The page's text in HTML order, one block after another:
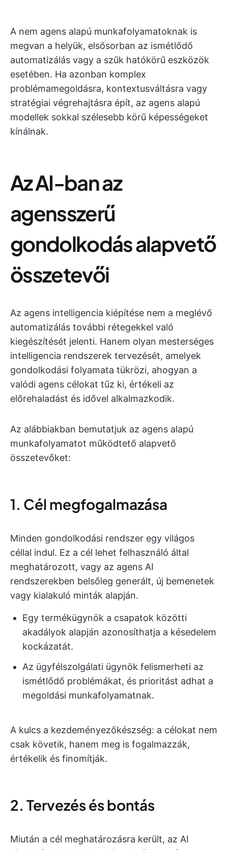
A nem agens alapú munkafolyamatoknak is
megvan a helyük, elsősorban az ismétlődő
automatizálás vagy a szűk hatókörű eszközök
esetében. Ha azonban komplex
problémamegoldásra, kontextusváltásra vagy
stratégiai végrehajtásra épít, az agens alapú
modellek sokkal szélesebb körű képességeket
kínálnak.
Az AI-ban az
agensszerű
gondolkodás alapvető
összetevői
Az agens intelligencia kiépítése nem a meglévő
automatizálás további rétegekkel való
kiegészítését jelenti. Hanem olyan mesterséges
intelligencia rendszerek tervezését, amelyek
gondolkodási folyamata tükrözi, ahogyan a
valódi agens célokat tűz ki, értékeli az
előrehaladást és idővel alkalmazkodik.
Az alábbiakban bemutatjuk az agens alapú
munkafolyamatot működtető alapvető
összetevőket:
1. Cél megfogalmazása
Minden gondolkodási rendszer egy világos
céllal indul. Ez a cél lehet felhasználó által
meghatározott, vagy az agens AI
rendszerekben belsőleg generált, új bemenetek
vagy kialakuló minták alapján.
Egy termékügynök a csapatok közötti
akadályok alapján azonosíthatja a késedelem
kockázatát.
Az ügyfélszolgálati ügynök felismerheti az
ismétlődő problémákat, és prioritást adhat a
megoldási munkafolyamatnak.
A kulcs a kezdeményezőkészség: a célokat nem
csak követik, hanem meg is fogalmazzák,
értékelik és finomítják.
2. Tervezés és bontás
Miután a cél meghatározásra került, az AI